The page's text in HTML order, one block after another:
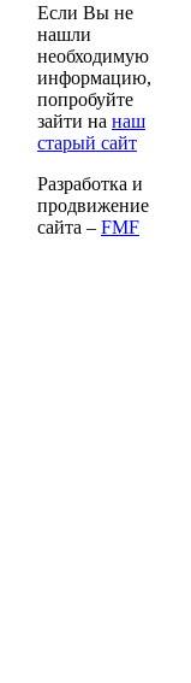
Если Вы не
нашли
необходимую
информацию,
попробуйте
зайти на наш
старый сайт
Разработка и
продвижение
сайта – FMF